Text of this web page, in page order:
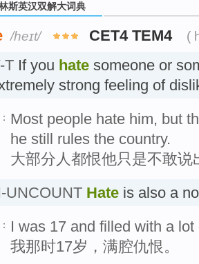
斯英汉双解大词典
/heɪt/ CET4 TEM4 (
T If you hate someone or
strong feeling of
Most people hate him, but
he still rules the country.
大部分人都恨他只是不敢
UNCOUNT Hate is also a
I was 17 and filled with a lot
我那时17岁，满腔仇恨。